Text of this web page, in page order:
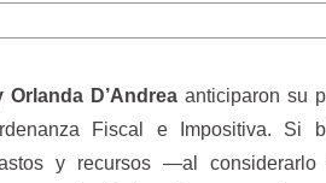
D’Andrea anticiparon su
Fiscal e Impositiva. Si
y recursos —al considerarlo